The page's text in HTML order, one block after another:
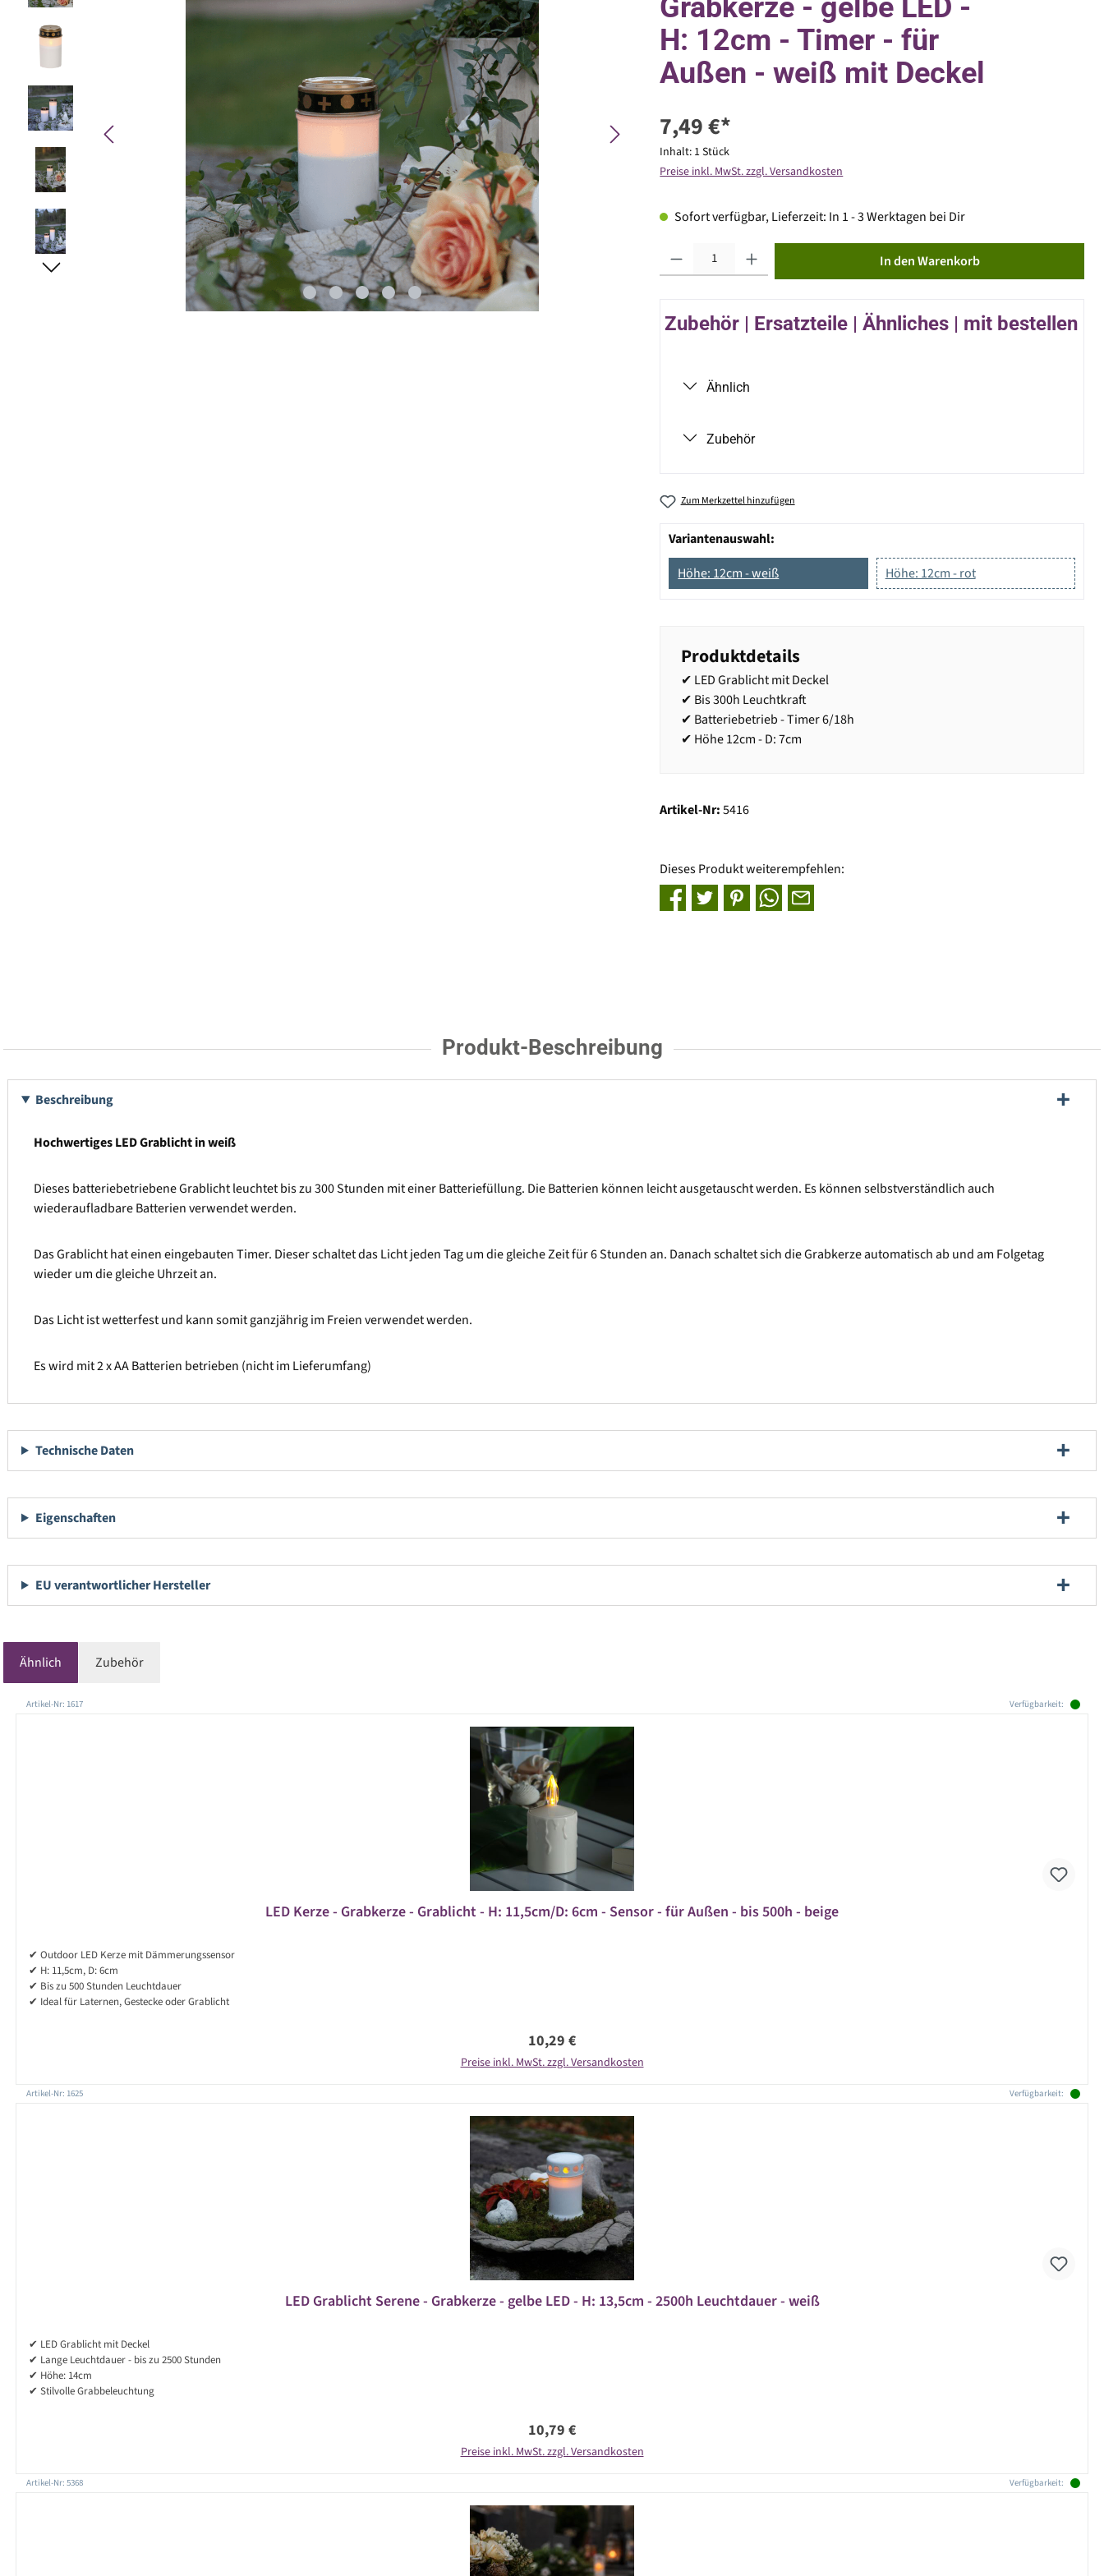
Grabkerze - gelbe LED -
H: 12cm - Timer - für
Außen - weiß mit Deckel
7,49 €*
Inhalt: 1 Stück
Preise inkl. MwSt. zzgl. Versandkosten
Sofort verfügbar, Lieferzeit: In 1 - 3 Werktagen bei Dir
In den Warenkorb
Zubehör | Ersatzteile | Ähnliches | mit bestellen
Ähnlich
Zubehör
Zum Merkzettel hinzufügen
Variantenauswahl:
Höhe: 12cm - weiß
Höhe: 12cm - rot
Produktdetails
✔ LED Grablicht mit Deckel
✔ Bis 300h Leuchtkraft
✔ Batteriebetrieb - Timer 6/18h
✔ Höhe 12cm - D: 7cm
Artikel-Nr:5416
Dieses Produkt weiterempfehlen:
Produkt-Beschreibung
Beschreibung
Hochwertiges LED Grablicht in weiß
Dieses batteriebetriebene Grablicht leuchtet bis zu 300 Stunden mit einer Batteriefüllung. Die Batterien können leicht ausgetauscht werden. Es können selbstverständlich auch
wiederaufladbare Batterien verwendet werden.
Das Grablicht hat einen eingebauten Timer. Dieser schaltet das Licht jeden Tag um die gleiche Zeit für 6 Stunden an. Danach schaltet sich die Grabkerze automatisch ab und am Folgetag
wieder um die gleiche Uhrzeit an.
Das Licht ist wetterfest und kann somit ganzjährig im Freien verwendet werden.
Es wird mit 2 x AA Batterien betrieben (nicht im Lieferumfang)
Technische Daten
Eigenschaften
EU verantwortlicher Hersteller
Ähnlich Zubehör
Produktgalerie überspringen
Artikel-Nr: 1617 Verfügbarkeit:
LED Kerze - Grabkerze - Grablicht - H: 11,5cm/D: 6cm - Sensor - für Außen - bis 500h - beige
✔ Outdoor LED Kerze mit Dämmerungssensor
✔ H: 11,5cm, D: 6cm
✔ Bis zu 500 Stunden Leuchtdauer
✔ Ideal für Laternen, Gestecke oder Grablicht
Regulärer Preis:
10,29 €
Preise inkl. MwSt. zzgl. Versandkosten
Artikel-Nr: 1625 Verfügbarkeit:
LED Grablicht Serene - Grabkerze - gelbe LED - H: 13,5cm - 2500h Leuchtdauer - weiß
✔ LED Grablicht mit Deckel
✔ Lange Leuchtdauer - bis zu 2500 Stunden
✔ Höhe: 14cm
✔ Stilvolle Grabbeleuchtung
Regulärer Preis:
10,79 €
Preise inkl. MwSt. zzgl. Versandkosten
Artikel-Nr: 5368 Verfügbarkeit: